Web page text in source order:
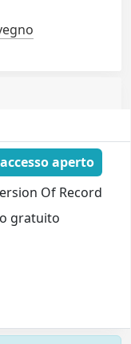
accesso aperto
Of Record
gratuito